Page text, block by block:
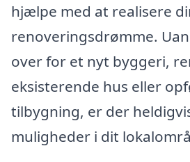
hjælpe med at realisere
renoveringsdrømme.
over for et nyt byggeri,
eksisterende hus eller
tilbygning, er der
muligheder i dit